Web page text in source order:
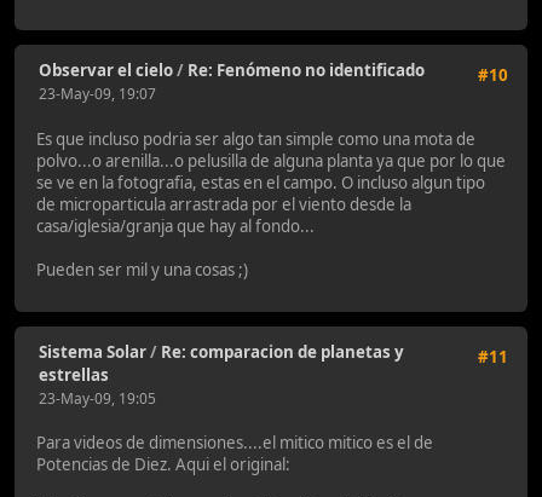
#10
Observar el cielo/ Re: Fenómeno no identificado
23-May-09, 19:07
Es que incluso podria ser algo tan simple como una mota de
polvo...o arenilla...o pelusilla de alguna planta ya que por lo que
se ve en la fotografia, estas en el campo. O incluso algun tipo
de microparticula arrastrada por el viento desde la
casa/iglesia/granja que hay al fondo...
Pueden ser mil y una cosas ;)
#11
Sistema Solar/ Re: comparacion de planetas y
estrellas
23-May-09, 19:05
Para videos de dimensiones....el mitico mitico es el de
Potencias de Diez. Aqui el original: